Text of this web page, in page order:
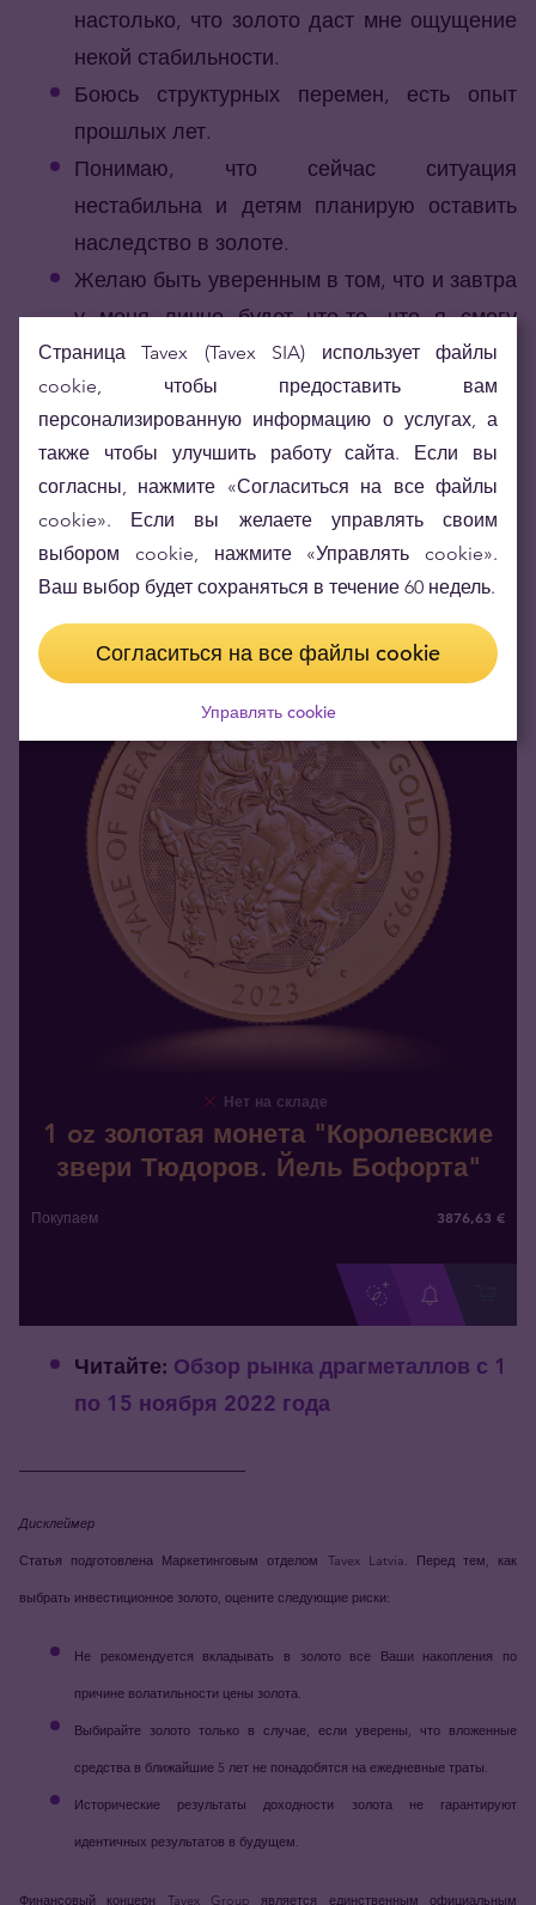
настолько, что золото даст мне ощущение
некой стабильности.
Боюсь структурных перемен, есть опыт
прошлых лет.
Понимаю, что сейчас ситуация
нестабильна и детям планирую оставить
наследство в золоте.
Желаю быть уверенным в том, что и завтра
у меня лично будет что-то, что я смогу
реализовать быстро и без проблем в
случае необходимости даже вне Латвии.
Покупал золото и раньше в небольших
количествах, теперь продолжаю. Не
разочарован, т.к. стабильность накоплений
обеспечивает.
Нет на складе
1 oz золотая монета "Королевские
звери Тюдоров. Йель Бофорта"
Покупаем 3876,63 €
Читайте: Обзор рынка драгметаллов с 1
по 15 ноября 2022 года
Дисклеймер
Статья подготовлена Маркетинговым отделом Tavex Latvia. Перед тем, как
выбрать инвестиционное золото, оцените следующие риски:
Не рекомендуется вкладывать в золото все Ваши накопления по
причине волатильности цены золота.
Выбирайте золото только в случае, если уверены, что вложенные
средства в ближайшие 5 лет не понадобятся на ежедневные траты.
Исторические результаты доходности золота не гарантируют
идентичных результатов в будущем.
Финансовый концерн Tavex Group является единственным официальным
Страница Tavex (Tavex SIA) использует файлы
cookie, чтобы предоставить вам
персонализированную информацию о услугах, а
также чтобы улучшить работу сайта. Если вы
согласны, нажмите «Согласиться на все файлы
cookie». Если вы желаете управлять своим
выбором cookie, нажмите «Управлять cookie».
Ваш выбор будет сохраняться в течение 60 недель.
Согласиться на все файлы cookie
Управлять cookie